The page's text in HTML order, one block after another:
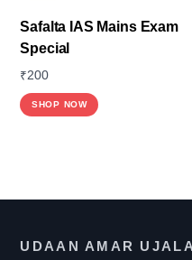
Safalta IAS Mains Exam
Special
₹200
SHOP NOW
variants.
options
UDAAN AMAR UJALA